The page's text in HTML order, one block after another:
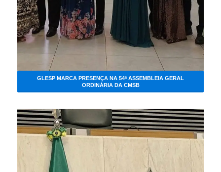
GLESP MARCA PRESENÇA NA 54ª ASSEMBLEIA GERAL
ORDINÁRIA DA CMSB